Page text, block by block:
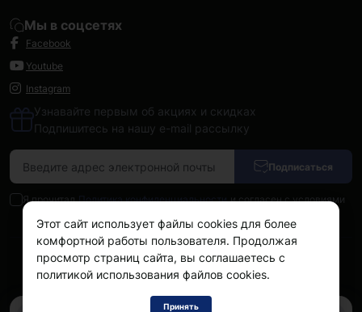
0
Мы в соцсетях
Facebook
Youtube
Instagram
Узнавайте первым об акциях и скидках
Подпишитесь на нашу e-mail рассылку
Подписаться
Я прочитал Политика конфиденциальности и согласен с условиями
Kokos.com.ua © 2026
Этот сайт использует файлы cookies для более
комфортной работы пользователя. Продолжая
просмотр страниц сайта, вы соглашаетесь с
политикой использования файлов cookies.
Принять